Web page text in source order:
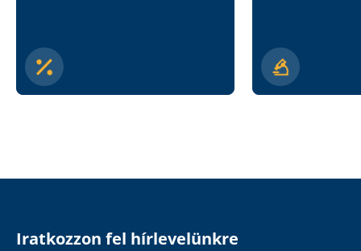
Iratkozzon fel hírlevelünkre